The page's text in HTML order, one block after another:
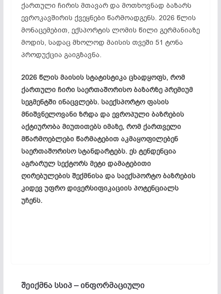
ქართული ჩირის მთავარ და მოთხოვნად ბაზარს
ევროკავშირის ქვეყნები წარმოადგენს. 2026 წლის
მონაცემებით, ექსპორტის ლომის წილი გერმანიაზე
მოდის, სადაც მხოლოდ მაისის თვეში 51 ტონა
პროდუქცია გაიგზავნა.
2026 წლის მაისის სტატისტიკა ცხადყოფს, რომ
ქართული ჩირი საერთაშორისო ბაზარზე პრემიუმ
სეგმენტში ინაცვლებს. საექსპორტო ფასის
მნიშვნელოვანი ზრდა და ევროპული ბაზრების
აქტიურობა მიუთითებს იმაზე, რომ ქართველი
მწარმოებლები წარმატებით აკმაყოფილებენ
საერთაშორისო სტანდარტებს. ეს ტენდენცია
აგრარულ სექტორს მეტი დამატებითი
ღირებულების შექმნისა და საექსპორტო ბაზრების
კიდევ უფრო დივერსიფიკაციის პოტენციალს
უჩენს.
შეიქმნა სსიპ – ინფორმაციული